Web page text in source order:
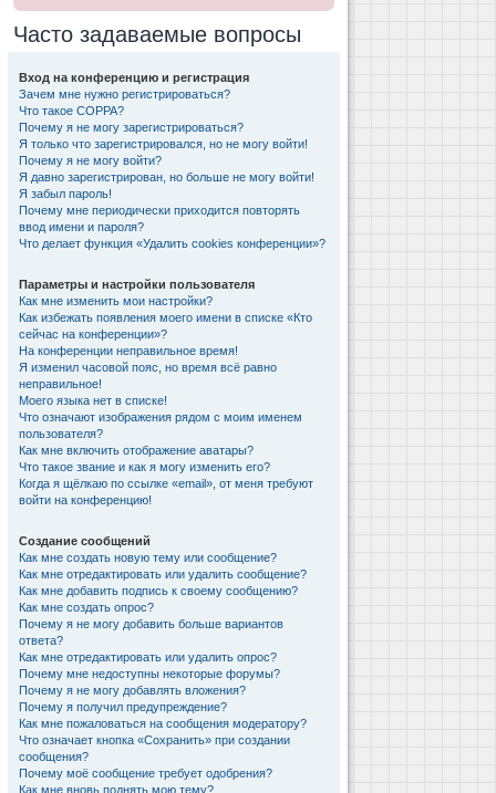
Часто задаваемые вопросы
Вход на конференцию и регистрация
Зачем мне нужно регистрироваться?
Что такое COPPA?
Почему я не могу зарегистрироваться?
Я только что зарегистрировался, но не могу войти!
Почему я не могу войти?
Я давно зарегистрирован, но больше не могу войти!
Я забыл пароль!
Почему мне периодически приходится повторять
ввод имени и пароля?
Что делает функция «Удалить cookies конференции»?
Параметры и настройки пользователя
Как мне изменить мои настройки?
Как избежать появления моего имени в списке «Кто
сейчас на конференции»?
На конференции неправильное время!
Я изменил часовой пояс, но время всё равно
неправильное!
Моего языка нет в списке!
Что означают изображения рядом с моим именем
пользователя?
Как мне включить отображение аватары?
Что такое звание и как я могу изменить его?
Когда я щёлкаю по ссылке «email», от меня требуют
войти на конференцию!
Создание сообщений
Как мне создать новую тему или сообщение?
Как мне отредактировать или удалить сообщение?
Как мне добавить подпись к своему сообщению?
Как мне создать опрос?
Почему я не могу добавить больше вариантов
ответа?
Как мне отредактировать или удалить опрос?
Почему мне недоступны некоторые форумы?
Почему я не могу добавлять вложения?
Почему я получил предупреждение?
Как мне пожаловаться на сообщения модератору?
Что означает кнопка «Сохранить» при создании
сообщения?
Почему моё сообщение требует одобрения?
Как мне вновь поднять мою тему?